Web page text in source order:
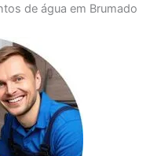
de água em Brumado